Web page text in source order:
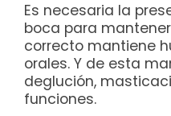
Es necesaria la
boca para
correcto mantiene
orales. Y de esta
deglución,
funciones.